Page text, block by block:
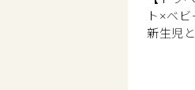
ト×ベ
新生児